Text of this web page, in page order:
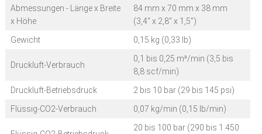
Abmessungen - Länge x Breite
x Höhe
84 mm x 70 mm x 38 mm
(3,4" x 2,8" x 1,5")
Gewicht
0,15 kg (0,33 lb)
Druckluft-Verbrauch
0,1 bis 0,25 m³/min (3,5 bis
8,8 scf/min)
Druckluft-Betriebsdruck
2 bis 10 bar (29 bis 145 psi)
Flüssig-CO2-Verbrauch
0,07 kg/min (0,15 lb/min)
20 bis 100 bar (290 bis 1.450